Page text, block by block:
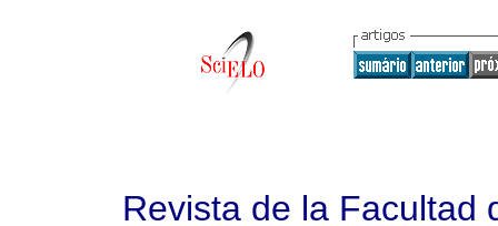
Revista de la Facultad